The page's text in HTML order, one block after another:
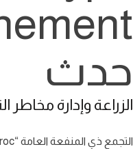
حدث
الزراعة وإدارة مخاطر